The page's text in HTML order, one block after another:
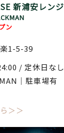
新浦安レンジ
ン
1-5-39
/ 定休日なし
｜駐車場有
＞＞